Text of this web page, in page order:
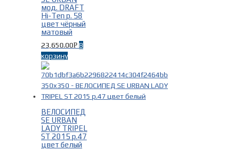
Алюминий
Сталь(21)
Белый(8)
мод. DRAFT
Hi-Ten р. 58
цвет чёрный
матовый
23,650.00Р В
корзину
ВЕЛОСИПЕД
SE URBAN
LADY TRIPEL
ST 2015 р.47
цвет белый